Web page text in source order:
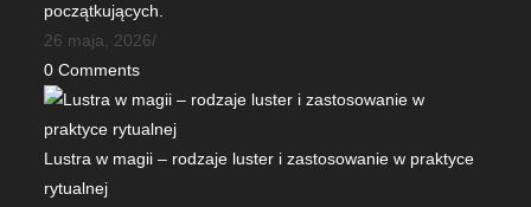
początkujących.
26 maja, 2026/
0 Comments
Lustra w magii – rodzaje luster i zastosowanie w praktyce
rytualnej